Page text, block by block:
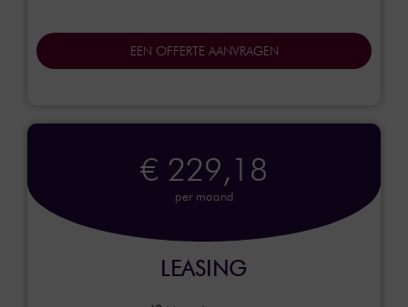
EEN OFFERTE AANVRAGEN
€ 229,18
per maand
LEASING